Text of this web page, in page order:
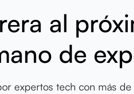
al
de
expertos tech con más de